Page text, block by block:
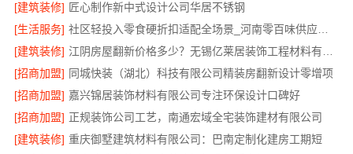
[建筑装修] 匠心制作新中式设计公司华居不锈钢
[生活服务]
社区轻投入零食硬折扣适配全场景_河南零百味供应链有限公司
[建筑装修]
[招商加盟] 同城快装（湖北）科技有限公司精装房翻新设计零增项
[招商加盟] 嘉兴锦居装饰材料有限公司专注环保设计口碑好
[招商加盟] 正规装饰公司工艺，南通宏域全宅装饰建材有限公司
[建筑装修] 重庆御墅建筑材料有限公司：巴南定制化建房工期短